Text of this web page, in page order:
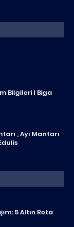
Bilgileri I Biga
, Ayı Mantarı
5 Altın Rota